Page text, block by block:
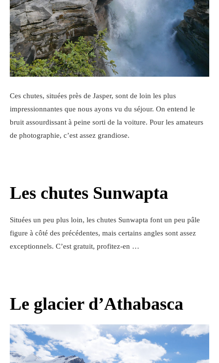
Ces chutes, situées près de Jasper, sont de loin les plus
impressionnantes que nous ayons vu du séjour. On entend le
bruit assourdissant à peine sorti de la voiture. Pour les amateurs
de photographie, c’est assez grandiose.
Les chutes Sunwapta
Situées un peu plus loin, les chutes Sunwapta font un peu pâle
figure à côté des précédentes, mais certains angles sont assez
exceptionnels. C’est gratuit, profitez-en …
Le glacier d’Athabasca